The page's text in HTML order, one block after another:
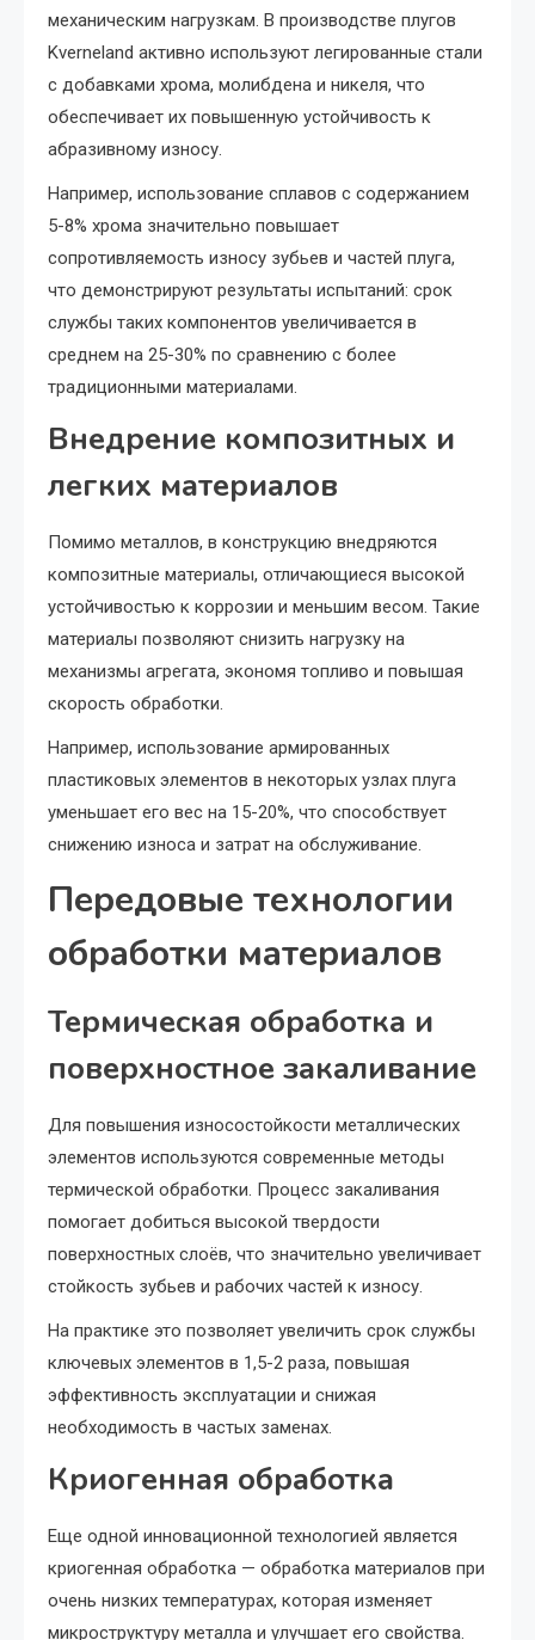
механическим нагрузкам. В производстве плугов
Kverneland активно используют легированные стали
с добавками хрома, молибдена и никеля, что
обеспечивает их повышенную устойчивость к
абразивному износу.
Например, использование сплавов с содержанием
5-8% хрома значительно повышает
сопротивляемость износу зубьев и частей плуга,
что демонстрируют результаты испытаний: срок
службы таких компонентов увеличивается в
среднем на 25-30% по сравнению с более
традиционными материалами.
Внедрение композитных и
легких материалов
Помимо металлов, в конструкцию внедряются
композитные материалы, отличающиеся высокой
устойчивостью к коррозии и меньшим весом. Такие
материалы позволяют снизить нагрузку на
механизмы агрегата, экономя топливо и повышая
скорость обработки.
Например, использование армированных
пластиковых элементов в некоторых узлах плуга
уменьшает его вес на 15-20%, что способствует
снижению износа и затрат на обслуживание.
Передовые технологии
обработки материалов
Термическая обработка и
поверхностное закаливание
Для повышения износостойкости металлических
элементов используются современные методы
термической обработки. Процесс закаливания
помогает добиться высокой твердости
поверхностных слоёв, что значительно увеличивает
стойкость зубьев и рабочих частей к износу.
На практике это позволяет увеличить срок службы
ключевых элементов в 1,5-2 раза, повышая
эффективность эксплуатации и снижая
необходимость в частых заменах.
Криогенная обработка
Еще одной инновационной технологией является
криогенная обработка — обработка материалов при
очень низких температурах, которая изменяет
микроструктуру металла и улучшает его свойства.